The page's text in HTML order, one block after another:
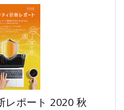
レポート 2020 秋